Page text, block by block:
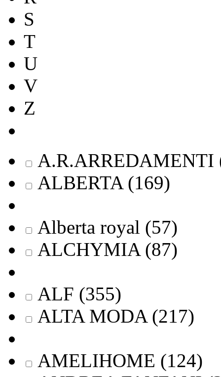
S
T
U
V
Z
A.R.ARREDAMENTI
ALBERTA (169)
Alberta royal (57)
ALCHYMIA (87)
ALF (355)
ALTA MODA (217)
AMELIHOME (124)